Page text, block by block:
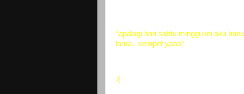
*apalagi hari sabtu minggu ini aku
lama.. sempet yaaa*
:(